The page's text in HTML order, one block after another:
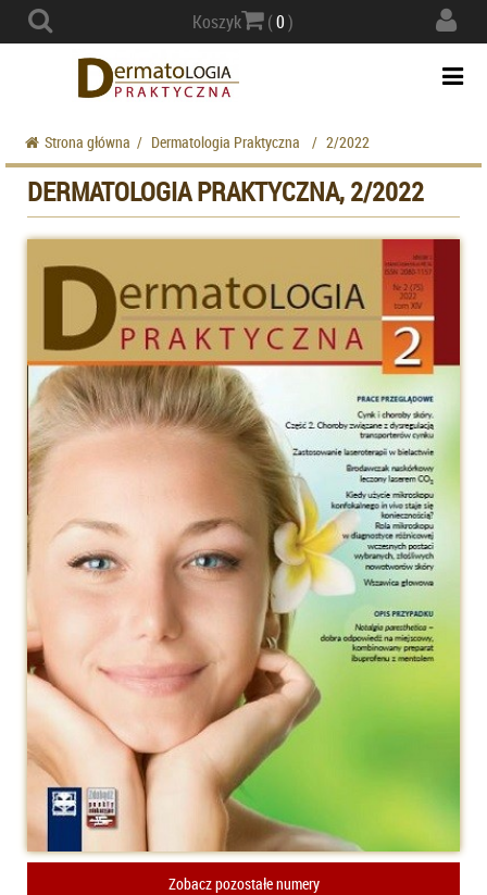
Koszyk (0)
Strona główna / Dermatologia Praktyczna / 2/2022
DERMATOLOGIA PRAKTYCZNA, 2/2022
Zobacz pozostałe numery